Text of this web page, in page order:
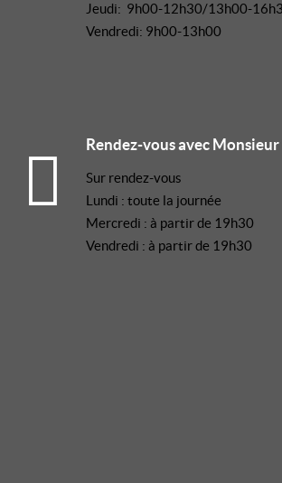
Jeudi: 9h00-12h30/13h00-
Vendredi: 9h00-13h00
Rendez-vous avec
Sur rendez-vous
Lundi : toute la journée
Mercredi : à partir de 19h30
Vendredi : à partir de 19h30